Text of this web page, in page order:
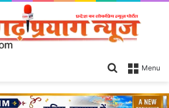
Menu
Search